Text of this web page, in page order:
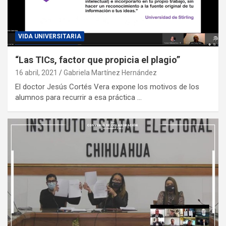
VIDA UNIVERSITARIA
“Las TICs, factor que propicia el plagio”
16 abril, 2021 Gabriela Martínez Hernández
El doctor Jesús Cortés Vera expone los motivos de los
alumnos para recurrir a esa práctica …